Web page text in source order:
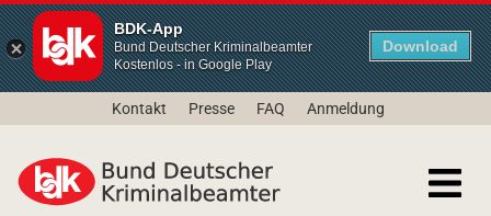
BDK-App
Bund Deutscher Kriminalbeamter
Kostenlos - in Google Play
Download
Kontakt Presse FAQ Anmeldung